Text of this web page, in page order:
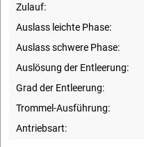
Zulauf:
Auslass leichte Phase:
Auslass schwere Phase:
Auslösung der Entleerung:
Grad der Entleerung:
Trommel-Ausführung:
Antriebsart: